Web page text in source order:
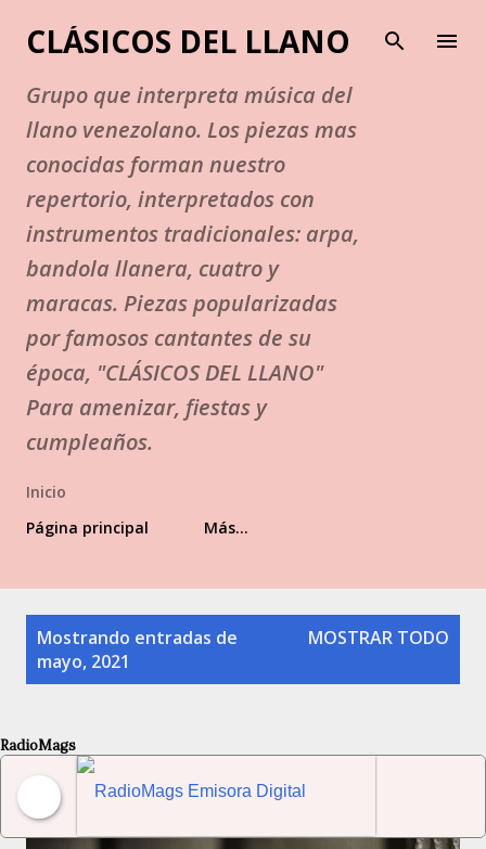
Ir al contenido principal
CLÁSICOS DEL LLANO
Grupo que interpreta música del
llano venezolano. Los piezas mas
conocidas forman nuestro
repertorio, interpretados con
instrumentos tradicionales: arpa,
bandola llanera, cuatro y
maracas. Piezas popularizadas
por famosos cantantes de su
época, "CLÁSICOS DEL LLANO"
Para amenizar, fiestas y
cumpleaños.
Inicio
Página principal
Más…
Entradas
Mostrando entradas de
mayo, 2021
MOSTRAR TODO
RadioMags